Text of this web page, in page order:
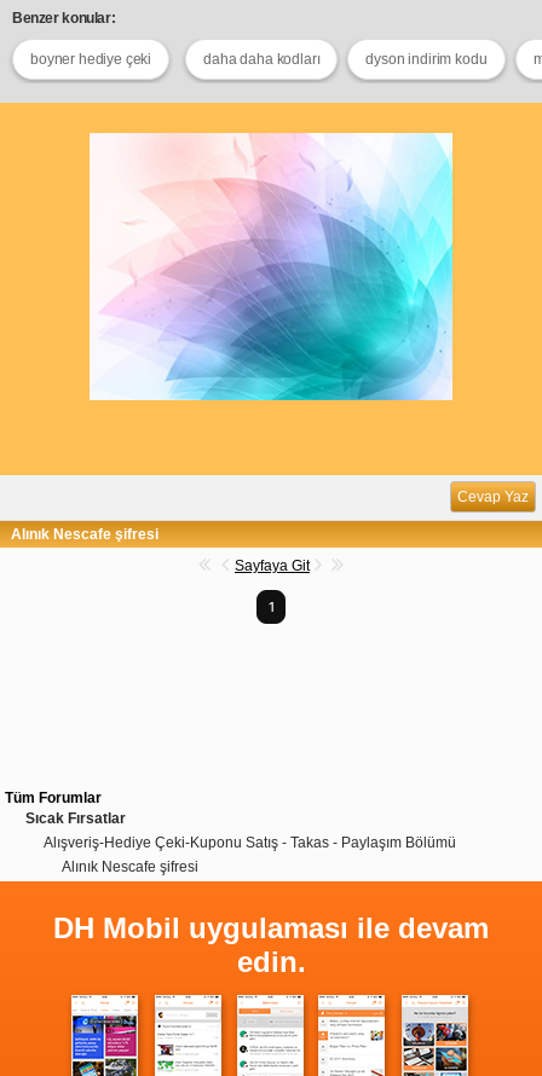
Benzer konular:
boyner hediye çeki daha daha kodları dyson indirim kodu
Cevap Yaz
Alınık Nescafe şifresi
Sayfaya Git
1
Tüm Forumlar
Sıcak Fırsatlar
Alışveriş-Hediye Çeki-Kuponu Satış - Takas - Paylaşım Bölümü
Alınık Nescafe şifresi
DH Mobil uygulaması ile devam
edin.